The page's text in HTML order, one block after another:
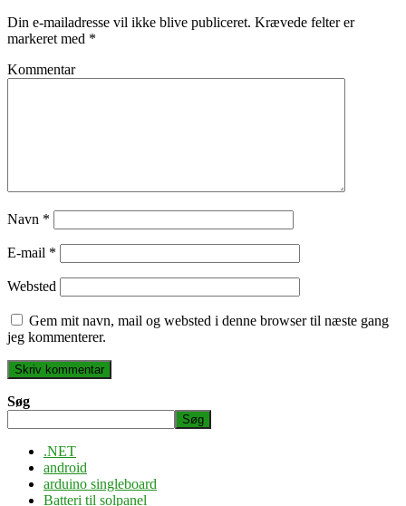
Din e-mailadresse vil ikke blive publiceret. Krævede felter er
markeret med *
Kommentar
Navn *
E-mail *
Websted
Gem mit navn, mail og websted i denne browser til næste gang
jeg kommenterer.
Søg
Søg
.NET
android
arduino singleboard
Batteri til solpanel